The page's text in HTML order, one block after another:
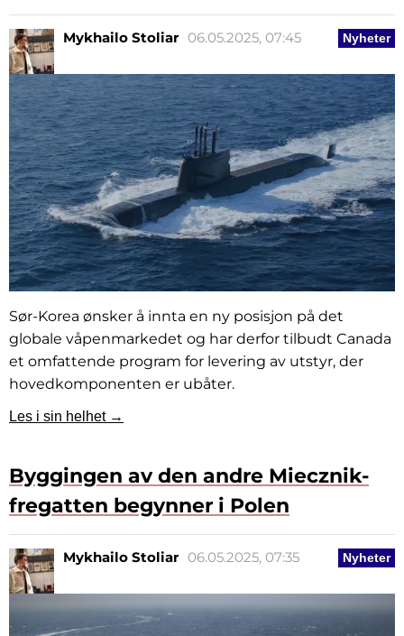
Nyheter
Mykhailo Stoliar 06.05.2025, 07:45
Sør-Korea ønsker å innta en ny posisjon på det
globale våpenmarkedet og har derfor tilbudt Canada
et omfattende program for levering av utstyr, der
hovedkomponenten er ubåter.
Les i sin helhet →
Byggingen av den andre Miecznik-
fregatten begynner i Polen
Nyheter
Mykhailo Stoliar 06.05.2025, 07:35